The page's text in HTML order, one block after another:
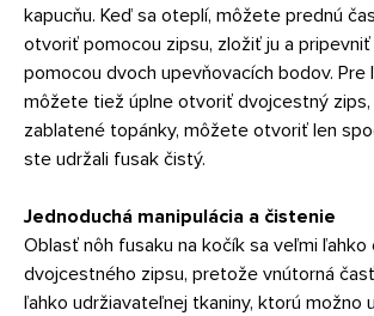
kapucňu. Keď sa oteplí, môžete prednú
otvoriť pomocou zipsu, zložiť ju a pripevniť
pomocou dvoch upevňovacích bodov. Pre
môžete tiež úplne otvoriť dvojcestný
zablatené topánky, môžete otvoriť len
ste udržali fusak čistý.
Jednoduchá manipulácia a čistenie
Oblasť nôh fusaku na kočík sa veľmi
dvojcestného zipsu, pretože vnútorná
ľahko udržiavateľnej tkaniny, ktorú možno